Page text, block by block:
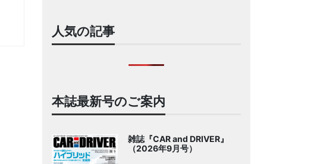
人気の記事
本誌最新号のご案内
雑誌『CAR and DRIVER』
（2026年9月号）